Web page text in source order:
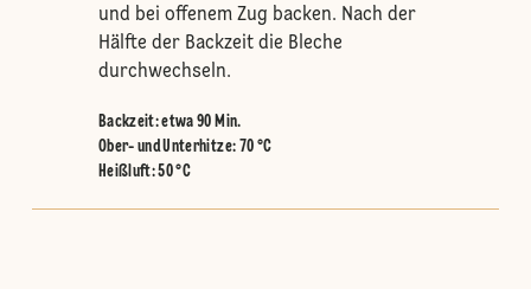
und bei offenem Zug backen. Nach der
Hälfte der Backzeit die Bleche
durchwechseln.
Backzeit: etwa 90 Min.
Ober- und Unterhitze: 70 °C
Heißluft:50 °C